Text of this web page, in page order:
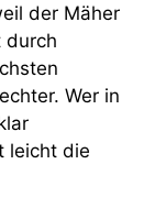
der Mäher
durch
Wer in
leicht die